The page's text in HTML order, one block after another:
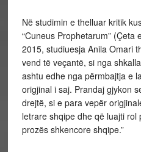
Në studimin e thelluar kritik
“Cuneus Prophetarum” (Çeta
2015, studiuesja Anila Omari
vend të veçantë, si nga
ashtu edhe nga përmbajtja e
origjinal i saj. Prandaj gjykon
drejtë, si e para vepër
letrare shqipe dhe që luajti
prozës shkencore shqipe.”